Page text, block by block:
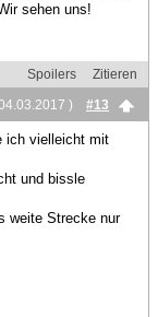
sehen uns!
Spoilers
Zitieren
)
#13
ich vielleicht mit
und bissle
weite Strecke nur